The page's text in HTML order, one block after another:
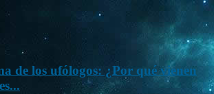
de los ufólogos: ¿Por qué vienen